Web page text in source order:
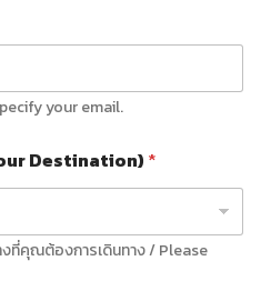
your email.
Destination) *
ที่คุณต้องการเดินทาง / Please